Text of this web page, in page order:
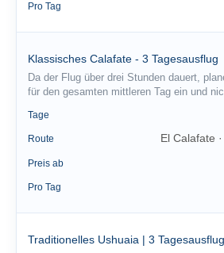
Pro Tag
Klassisches Calafate - 3 Tagesausflug
Da der Flug über drei Stunden dauert,
für den gesamten mittleren Tag ein und
Tage
Route El Calafate
Preis ab
Pro Tag
Traditionelles Ushuaia | 3 Tagesausflug